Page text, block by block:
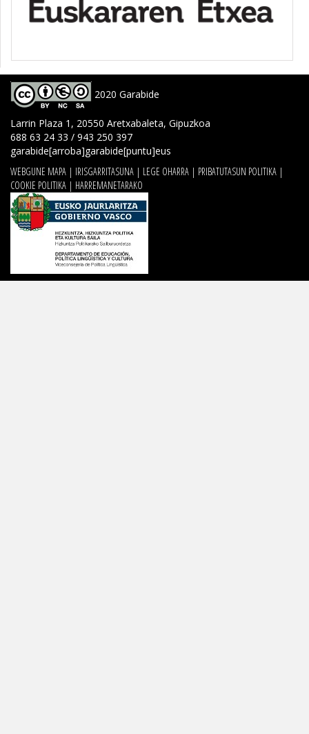
2020 Garabide
Larrin Plaza 1, 20550 Aretxabaleta, Gipuzkoa
688 63 24 33 / 943 250 397
garabide[arroba]garabide[puntu]eus
WEBGUNE MAPA | IRISGARRITASUNA | LEGE OHARRA | PRIBATUTASUN POLITIKA |
COOKIE POLITIKA | HARREMANETARAKO